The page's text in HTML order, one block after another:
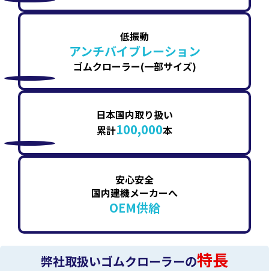
低振動
アンチバイブレーション
ゴムクローラー(一部サイズ)
日本国内取り扱い
累計100,000本
安心安全
国内建機メーカーへ
OEM供給
弊社取扱いゴムクローラーの特長